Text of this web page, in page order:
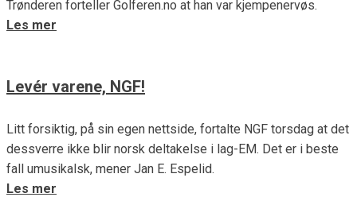
Trønderen forteller Golferen.no at han var kjempenervøs.
Les mer
Levér varene, NGF!
Litt forsiktig, på sin egen nettside, fortalte NGF torsdag at det
dessverre ikke blir norsk deltakelse i lag-EM. Det er i beste
fall umusikalsk, mener Jan E. Espelid.
Les mer